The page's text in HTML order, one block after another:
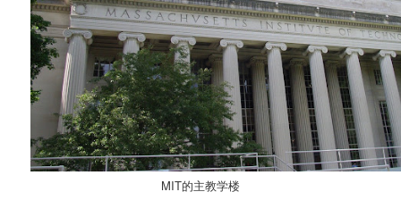
MIT的主教学楼